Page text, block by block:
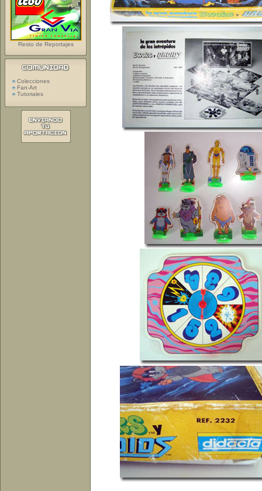
Resto de Reportajes
Colecciones
Fan-Art
Tutoriales